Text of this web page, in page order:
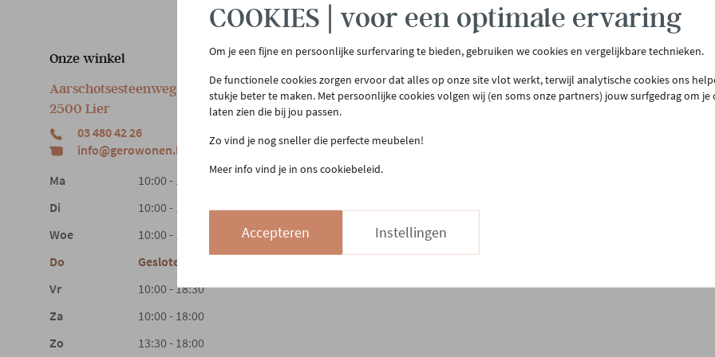
Onze winkel
Aarschotsesteenweg 151
2500 Lier
03 480 42 26
info@gerowonen.be
Ma
10:00 - 18:30
Di
10:00 - 18:30
Woe
10:00 - 18:30
Do
Gesloten
Vr
10:00 - 18:30
Za
10:00 - 18:00
Zo
13:30 - 18:00
Klantenservice
Contact & openingsuren
Bestellen & bezorgen
Retourneren
Meer Gero
Onze winkel
COOKIES | voor een optimale ervaring
Om je een fijne en persoonlijke surfervaring te bieden, gebruiken we cookies en vergelijkbare technieken.
De functionele cookies zorgen ervoor dat alles op onze site vlot werkt, terwijl analytische cookies ons
stukje beter te maken. Met persoonlijke cookies volgen wij (en soms onze partners) jouw surfgedrag om
laten zien die bij jou passen.
Zo vind je nog sneller die perfecte meubelen!
Meer info vind je in ons cookiebeleid.
Accepteren Instellingen